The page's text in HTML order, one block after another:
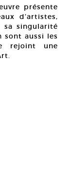
présente
d’artistes,
sa singularité
aussi les
rejoint une